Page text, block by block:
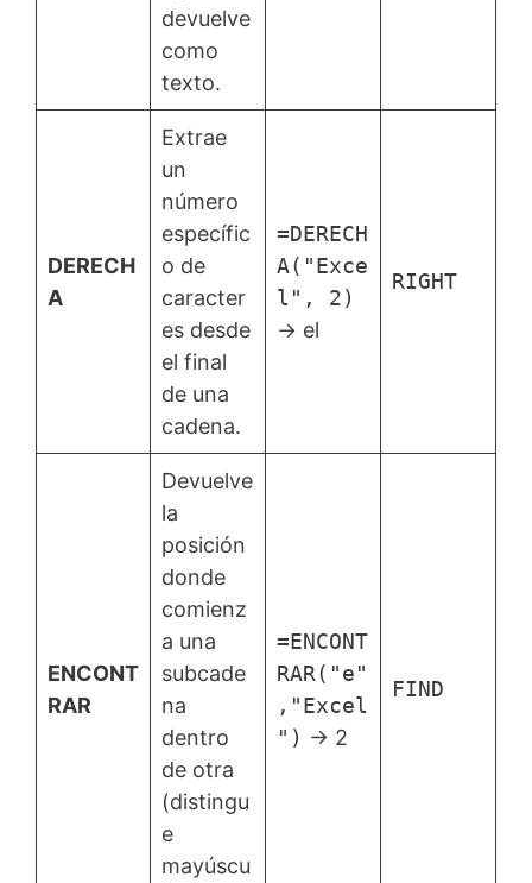
devuelve
como
texto.
DERECH
A
Extrae
un
número
específic
o de
caracter
es desde
el final
de una
cadena.
=DERECH
A("Exce
l", 2)
→ el
RIGHT
ENCONT
RAR
Devuelve
la
posición
donde
comienz
a una
subcade
na
dentro
de otra
(distingu
e
mayúscu
=ENCONT
RAR("e"
,"Excel
") → 2
FIND